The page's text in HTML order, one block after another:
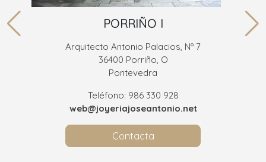
PORRIÑO I
Arquitecto Antonio Palacios, Nº 7
36400 Porriño, O
Pontevedra
Teléfono: 986 330 928
web@joyeriajoseantonio.net
Contacta